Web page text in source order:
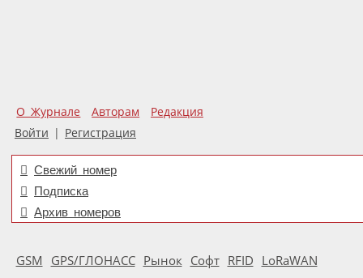
О Журнале Авторам
Редакция
Войти | Регистрация
Свежий номер
Подписка
Архив номеров
GSM GPS/ГЛОНАСС Рынок Софт RFID LoRaWAN